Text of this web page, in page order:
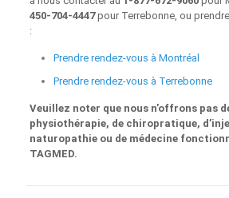
450‑704‑4447pour Terrebonne, ou
:
Prendre rendez-vous à Montréal
Prendre rendez-vous à Terrebonne
Veuillez noter que nous n’offrons pas
physiothérapie, de chiropratique,
naturopathie ou de médecine
TAGMED.